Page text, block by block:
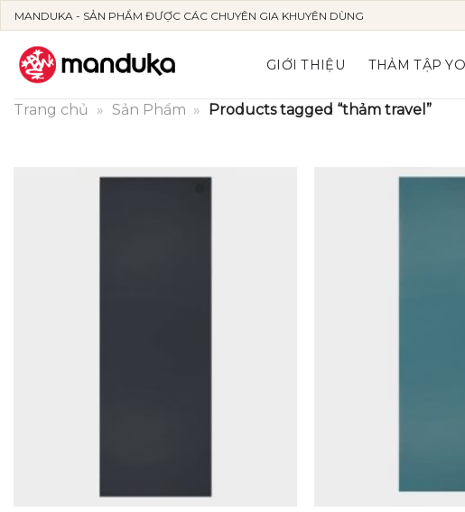
Skip
to
content
MANDUKA - SẢN PHẨM ĐƯỢC CÁC CHUYÊN GIA KHUYÊN DÙNG
GIỚI THIỆU THẢM TẬP
Trang chủ » Sản Phẩm » Products tagged “thảm travel”